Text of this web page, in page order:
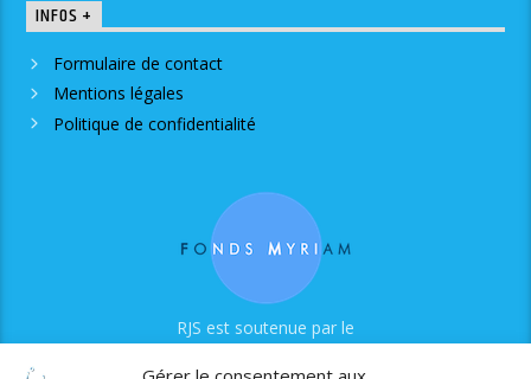
INFOS +
Formulaire de contact
Mentions légales
Politique de confidentialité
RJS est soutenue par le